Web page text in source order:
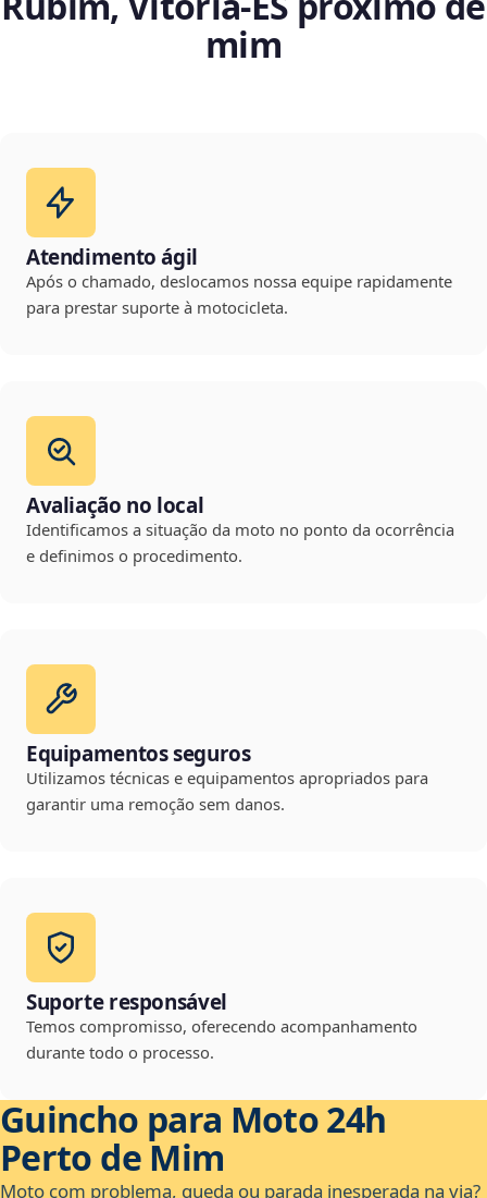
mim
Atendimento ágil
Após o chamado, deslocamos nossa equipe rapidamente
para prestar suporte à motocicleta.
Avaliação no local
Identificamos a situação da moto no ponto da ocorrência
e definimos o procedimento.
Equipamentos seguros
Utilizamos técnicas e equipamentos apropriados para
garantir uma remoção sem danos.
Suporte responsável
Temos compromisso, oferecendo acompanhamento
durante todo o processo.
Guincho para Moto 24h
Perto de Mim
Moto com problema, queda ou parada inesperada na via?